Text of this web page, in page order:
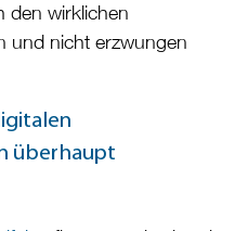
den wirklichen
und nicht erzwungen
überhaupt